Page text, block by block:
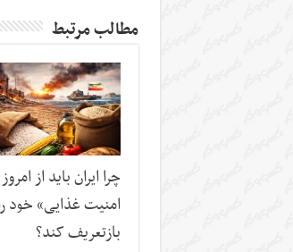
مطالب مرتبط
چرا ایران باید از
امنیت غذایی» خود
بازتعریف کند؟